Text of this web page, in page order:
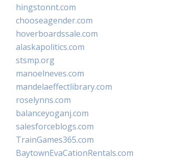
hingstonnt.com
chooseagender.com
hoverboardssale.com
alaskapolitics.com
stsmp.org
manoelneves.com
mandelaeffectlibrary.com
roselynns.com
balanceyoganj.com
salesforceblogs.com
TrainGames365.com
BaytownEvaCationRentals.com